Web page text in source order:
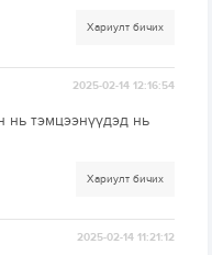
Хариулт бичих
2025-02-14 12:16:54
нь тэмцээнүүдэд нь
Хариулт бичих
2025-02-14 11:21:12